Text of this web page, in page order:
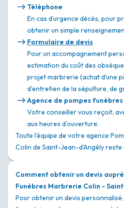
Téléphone
En cas d’urgence décès, pour
obtenir un simple
Formulaire de devis
Pour un accompagnement
estimation du coût des
projet marbrerie (achat d’une
d’entretien de la sépulture, de
Agence de pompes funèbres
Votre conseiller vous reçoit,
aux heures d’ouverture.
Toute l’équipe de votre agence
Colin de Saint-Jean-d'Angély reste
Comment obtenir un devis
Funèbres Marbrerie Colin -
Pour obtenir un devis